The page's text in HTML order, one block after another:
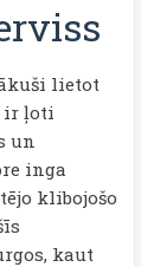
lietot
ir ļoti
un
inga
klibojošo
kaut